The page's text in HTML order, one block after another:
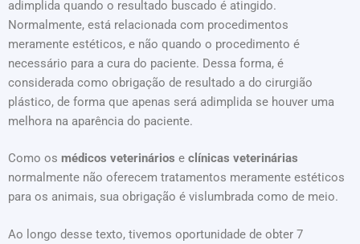
adimplida quando o resultado buscado é atingido.
Normalmente, está relacionada com procedimentos
meramente estéticos, e não quando o procedimento é
necessário para a cura do paciente. Dessa forma, é
considerada como obrigação de resultado a do cirurgião
plástico, de forma que apenas será adimplida se houver uma
melhora na aparência do paciente.
Como os médicos veterinários e clínicas veterinárias
normalmente não oferecem tratamentos meramente estéticos
para os animais, sua obrigação é vislumbrada como de meio.
Ao longo desse texto, tivemos oportunidade de obter 7